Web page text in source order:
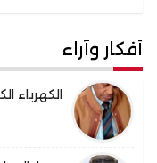
أفكار وآراء
الكهرباء